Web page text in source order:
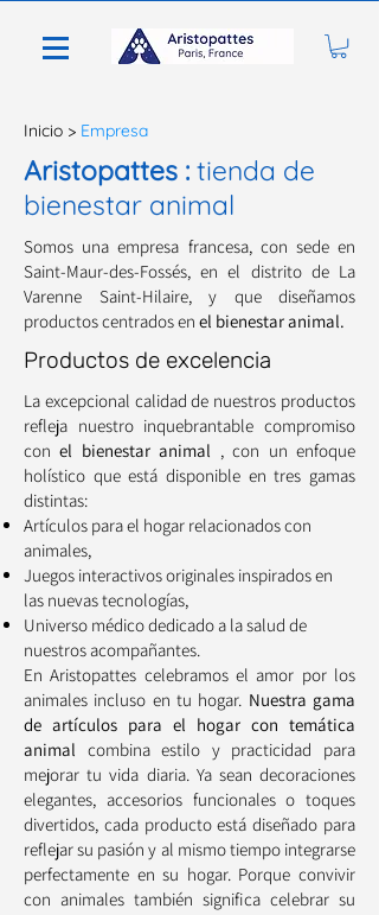
Inicio > Empresa
Aristopattes : tienda de
bienestar animal
Somos una empresa francesa, con sede en
Saint-Maur-des-Fossés, en el distrito de La
Varenne Saint-Hilaire, y que diseñamos
productos centrados en el bienestar animal.
Productos de excelencia
La excepcional calidad de nuestros productos
refleja nuestro inquebrantable compromiso
conel bienestar animal , con un enfoque
holístico que está disponible en tres gamas
distintas:
Artículos para el hogar relacionados con
animales,
Juegos interactivos originales inspirados en
las nuevas tecnologías,
Universo médico dedicado a la salud de
nuestros acompañantes.
En Aristopattes celebramos el amor por los
animales incluso en tu hogar. Nuestra gama
de artículos para el hogar con temática
animal combina estilo y practicidad para
mejorar tu vida diaria. Ya sean decoraciones
elegantes, accesorios funcionales o toques
divertidos, cada producto está diseñado para
reflejar su pasión y al mismo tiempo integrarse
perfectamente en su hogar. Porque convivir
con animales también significa celebrar su